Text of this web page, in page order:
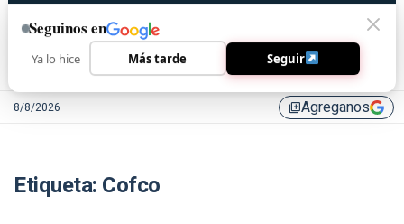
8/8/2026 library_addAgreganos
Etiqueta: Cofco
Seguinos en
Ya lo hice Más tarde Seguir